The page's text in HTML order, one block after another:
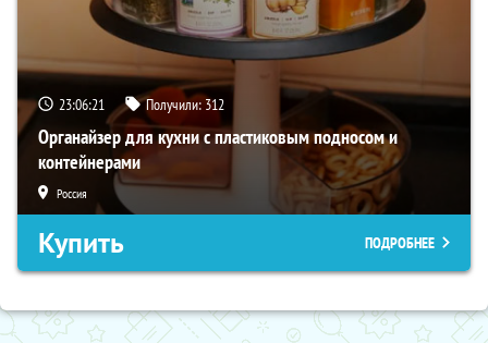
23:06:20 Получили: 312
Органайзер для кухни с пластиковым подносом и
контейнерами
Россия
Купить ПОДРОБНЕЕ